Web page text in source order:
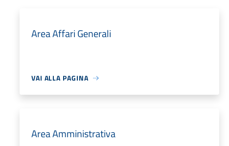
Area Affari Generali
VAI ALLA PAGINA
Area Amministrativa